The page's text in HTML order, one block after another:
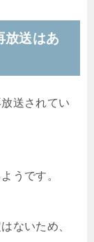
放送はあ
送されてい
うです。
ないため、